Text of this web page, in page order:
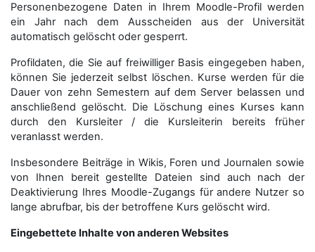
Personenbezogene Daten in Ihrem Moodle-Profil werden
ein Jahr nach dem Ausscheiden aus der Universität
automatisch gelöscht oder gesperrt.
Profildaten, die Sie auf freiwilliger Basis eingegeben haben,
können Sie jederzeit selbst löschen. Kurse werden für die
Dauer von zehn Semestern auf dem Server belassen und
anschließend gelöscht. Die Löschung eines Kurses kann
durch den Kursleiter / die Kursleiterin bereits früher
veranlasst werden.
Insbesondere Beiträge in Wikis, Foren und Journalen sowie
von Ihnen bereit gestellte Dateien sind auch nach der
Deaktivierung Ihres Moodle-Zugangs für andere Nutzer so
lange abrufbar, bis der betroffene Kurs gelöscht wird.
Eingebettete Inhalte von anderen Websites